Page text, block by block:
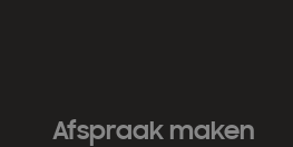
Afspraak maken